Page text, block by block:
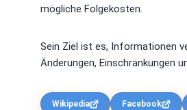
mögliche Folgekosten.
Sein Ziel ist es, Informationen
Änderungen, Einschränkungen
Wikipedia Facebook